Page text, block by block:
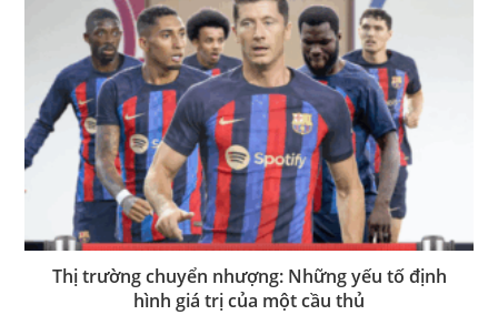
Thị trường chuyển nhượng: Những yếu tố định
hình giá trị của một cầu thủ